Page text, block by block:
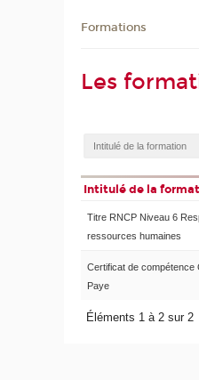
Formations
Les
Intitulé de la
Titre RNCP Niveau 6
ressources humaines
Certificat de compétence
Paye
Éléments 1 à 2 sur 2